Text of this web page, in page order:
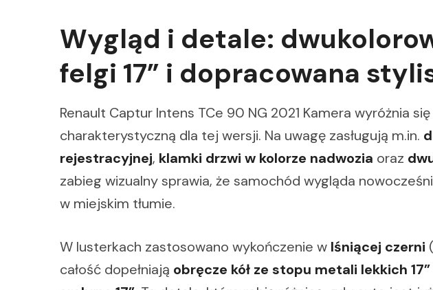
Wygląd i detale:
felgi 17” i dopracowana
Renault Captur Intens TCe 90 NG 2021 Kamera wyróżnia
charakterystyczną dla tej wersji. Na uwagę zasługują m.in.
rejestracyjnej, klamki drzwi w kolorze nadwozia oraz
zabieg wizualny sprawia, że samochód wygląda
w miejskim tłumie.
W lusterkach zastosowano wykończenie w lśniącej czerni
całość dopełniają obręcze kół ze stopu metali lekkich 17”